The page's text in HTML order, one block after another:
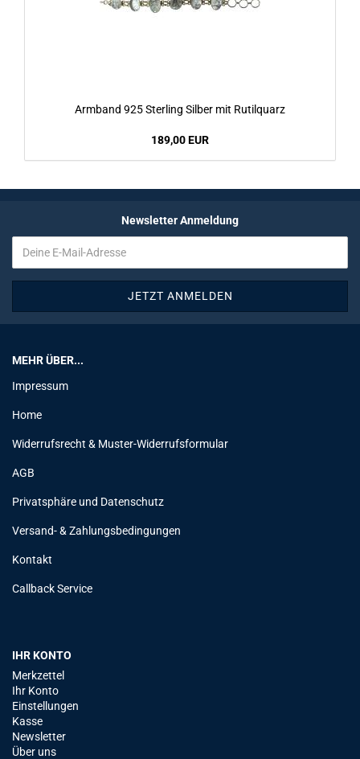
Arm­band 925 Ster­ling Sil­ber mit Ru­til­quarz
189,00 EUR
Newsletter Anmeldung
MEHR ÜBER...
Impressum
Home
Widerrufsrecht & Muster-Widerrufsformular
AGB
Privatsphäre und Datenschutz
Versand- & Zahlungsbedingungen
Kontakt
Callback Service
IHR KONTO
Merkzettel
Ihr Konto
Einstellungen
Kasse
Newsletter
Über uns